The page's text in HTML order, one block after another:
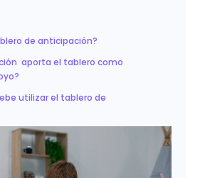
de anticipación?
aporta el tablero como
utilizar el tablero de